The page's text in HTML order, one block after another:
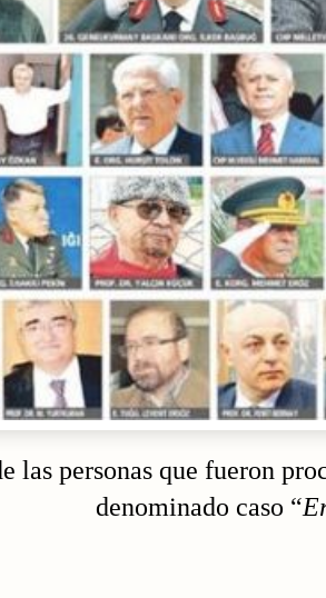
las personas que fueron
denominado caso “